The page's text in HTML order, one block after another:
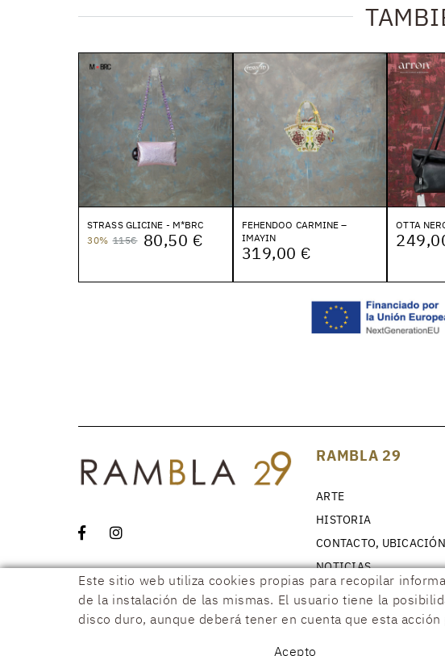
STRASS GLICINE - M*BRC
30% 115€ 80,50 €
FEHENDOO CARMINE –
IMAYIN
319,00 €
OTTA
RAMBLA 29
ARTE
HISTORIA
CONTACTO,
NOTICIAS
CONDICIONES
Este sitio web utiliza cookies propias para recopilar
de la instalación de las mismas. El usuario tiene la
disco duro, aunque deberá tener en cuenta que esta
Acepto